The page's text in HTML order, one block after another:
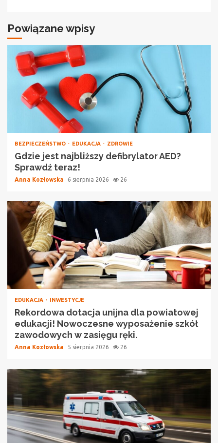
Powiązane wpisy
BEZPIECZEŃSTWO EDUKACJA ZDROWIE
Gdzie jest najbliższy defibrylator AED?
Sprawdź teraz!
Anna Kozłowska 6 sierpnia 2026 26
EDUKACJA INWESTYCJE
Rekordowa dotacja unijna dla powiatowej
edukacji! Nowoczesne wyposażenie szkół
zawodowych w zasięgu ręki.
Anna Kozłowska 5 sierpnia 2026 26